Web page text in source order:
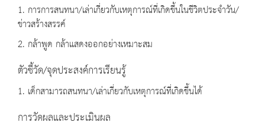
1. การการสนทนา/เล่าเกี่ยวกับเหตุการณ์ที่เกิดขึ้นในชีวิตประจำวัน/
ข่าวสร้างสรรค์
2. กล้าพูด กล้าแสดงออกอย่างเหมาะสม
ตัวชี้วัด/จุดประสงค์การเรียนรู้
1. เด็กสามารถสนทนา/เล่าเกี่ยวกับเหตุการณ์ที่เกิดขึ้นได้
การวัดผลและประเมินผล